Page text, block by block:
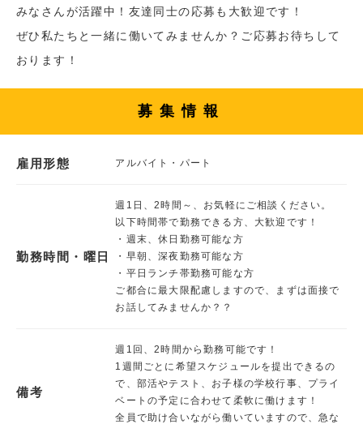
みなさんが活躍中！友達同士の応募も大歓迎です！
ぜひ私たちと一緒に働いてみませんか？ご応募お待ちして
おります！
募集情報
雇用形態 アルバイト・パート
勤務時間・曜日
週1日、2時間～、お気軽にご相談ください。
以下時間帯で勤務できる方、大歓迎です！
・週末、休日勤務可能な方
・早朝、深夜勤務可能な方
・平日ランチ帯勤務可能な方
ご都合に最大限配慮しますので、まずは面接で
お話してみませんか？？
備考
週1回、2時間から勤務可能です！
1週間ごとに希望スケジュールを提出できるの
で、部活やテスト、お子様の学校行事、プライ
ベートの予定に合わせて柔軟に働けます！
全員で助け合いながら働いていますので、急な